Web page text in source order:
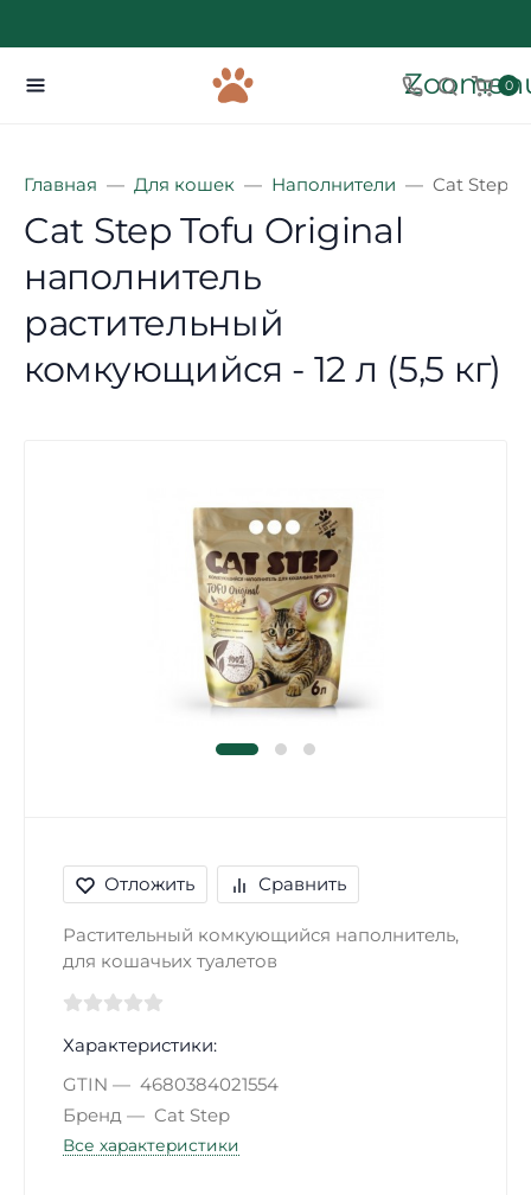
0
Главная Для кошек Наполнители Cat Step
Cat Step Tofu Original
наполнитель
растительный
комкующийся - 12 л (5,5 кг)
Отложить Сравнить
Растительный комкующийся наполнитель,
для кошачьих туалетов
Характеристики:
GTIN
4680384021554
Бренд
Cat Step
Все характеристики